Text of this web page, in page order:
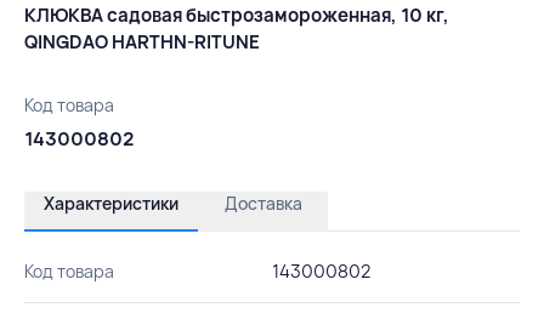
КЛЮКВА садовая быстрозамороженная, 10 кг,
QINGDAO HARTHN-RITUNE
Код товара
143000802
Характеристики Доставка
Код товара 143000802